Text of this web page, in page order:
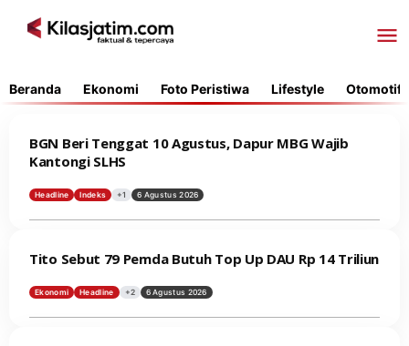
Beranda Ekonomi Foto Peristiwa Lifestyle Otomotif
BGN Beri Tenggat 10 Agustus, Dapur MBG Wajib
Kantongi SLHS
Headline Indeks +1 6 Agustus 2026
Tito Sebut 79 Pemda Butuh Top Up DAU Rp 14 Triliun
Ekonomi Headline +2 6 Agustus 2026